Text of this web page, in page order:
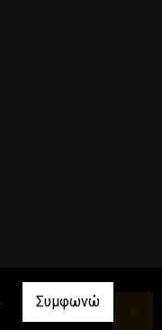
Συμφωνώ